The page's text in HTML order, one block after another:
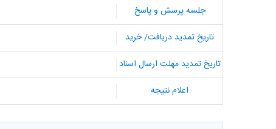
جلسه پرسش و پاسخ
تاریخ تمدید دریافت/ خرید
تاریخ تمدید مهلت ارسال اسناد
اعلام نتیجه